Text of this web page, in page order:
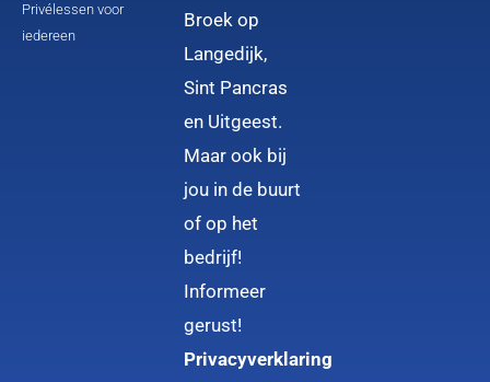
Privélessen voor
iedereen
Broek op
Langedijk,
Sint Pancras
en Uitgeest.
Maar ook bij
jou in de buurt
of op het
bedrijf!
Informeer
gerust!
Privacyverklaring